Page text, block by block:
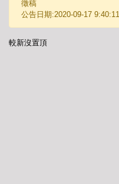
徵稿
公告日期:2020-09-17 9:40:11
較新沒置頂